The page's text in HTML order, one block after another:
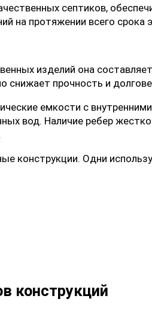
септиков,
на протяжении всего срока
изделий она
снижает прочность и
емкости с
вод. Наличие ребер
конструкции. Одни
конструкций